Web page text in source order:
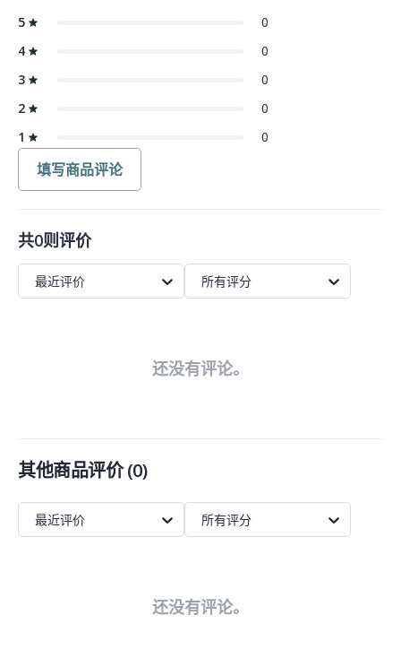
5
0
4
0
3
0
2
0
1
0
填写商品评论
共0则评价
最近评价 所有评分
还没有评论。
其他商品评价(0)
最近评价 所有评分
还没有评论。